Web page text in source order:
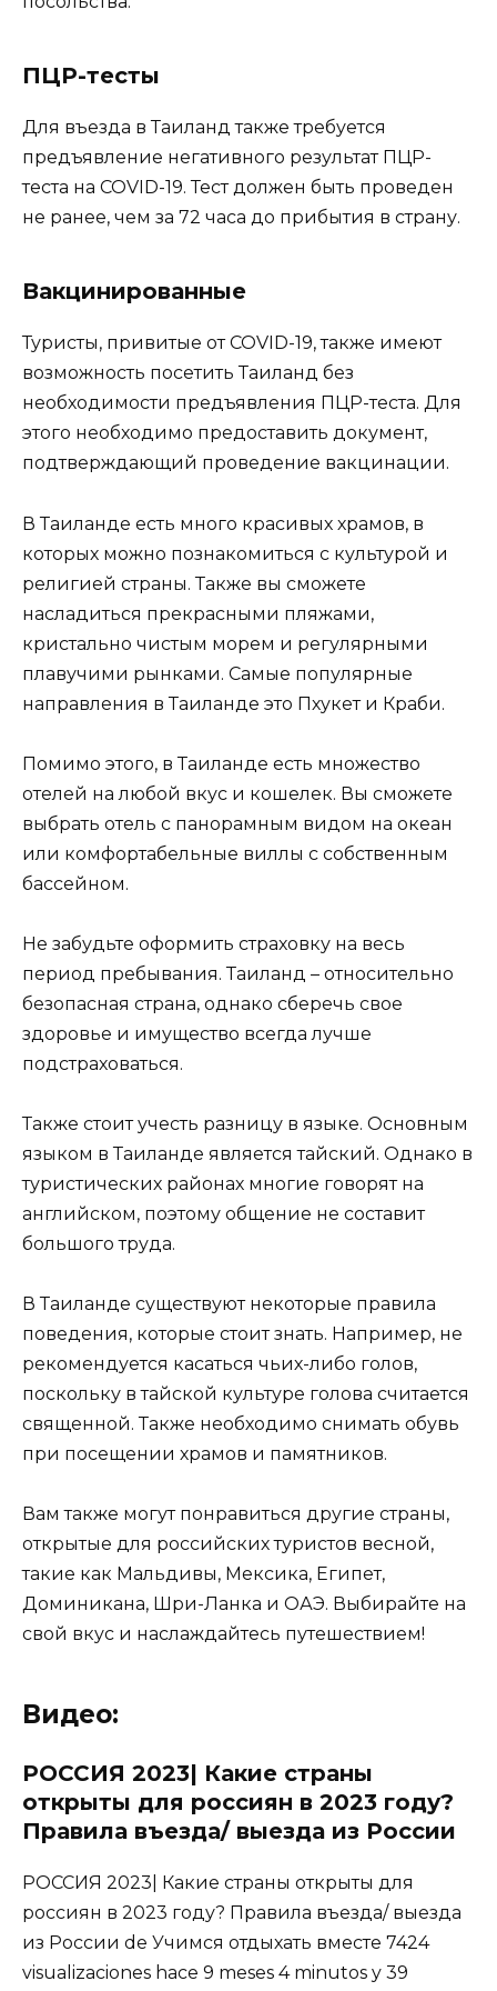
ПЦР-тесты
Для въезда в Таиланд также требуется
предъявление негативного результат ПЦР-
теста на COVID-19. Тест должен быть проведен
не ранее, чем за 72 часа до прибытия в страну.
Вакцинированные
Туристы, привитые от COVID-19, также имеют
возможность посетить Таиланд без
необходимости предъявления ПЦР-теста. Для
этого необходимо предоставить документ,
подтверждающий проведение вакцинации.
В Таиланде есть много красивых храмов, в
которых можно познакомиться с культурой и
религией страны. Также вы сможете
насладиться прекрасными пляжами,
кристально чистым морем и регулярными
плавучими рынками. Самые популярные
направления в Таиланде это Пхукет и Краби.
Помимо этого, в Таиланде есть множество
отелей на любой вкус и кошелек. Вы сможете
выбрать отель с панорамным видом на океан
или комфортабельные виллы с собственным
бассейном.
Не забудьте оформить страховку на весь
период пребывания. Таиланд – относительно
безопасная страна, однако сберечь свое
здоровье и имущество всегда лучше
подстраховаться.
Также стоит учесть разницу в языке. Основным
языком в Таиланде является тайский. Однако в
туристических районах многие говорят на
английском, поэтому общение не составит
большого труда.
В Таиланде существуют некоторые правила
поведения, которые стоит знать. Например, не
рекомендуется касаться чьих-либо голов,
поскольку в тайской культуре голова считается
священной. Также необходимо снимать обувь
при посещении храмов и памятников.
Вам также могут понравиться другие страны,
открытые для российских туристов весной,
такие как Мальдивы, Мексика, Египет,
Доминикана, Шри-Ланка и ОАЭ. Выбирайте на
свой вкус и наслаждайтесь путешествием!
Видео:
РОССИЯ 2023| Какие страны
открыты для россиян в 2023 году?
Правила въезда/ выезда из России
РОССИЯ 2023| Какие страны открыты для
россиян в 2023 году? Правила въезда/ выезда
из России de Учимся отдыхать вместе 7424
visualizaciones hace 9 meses 4 minutos y 39